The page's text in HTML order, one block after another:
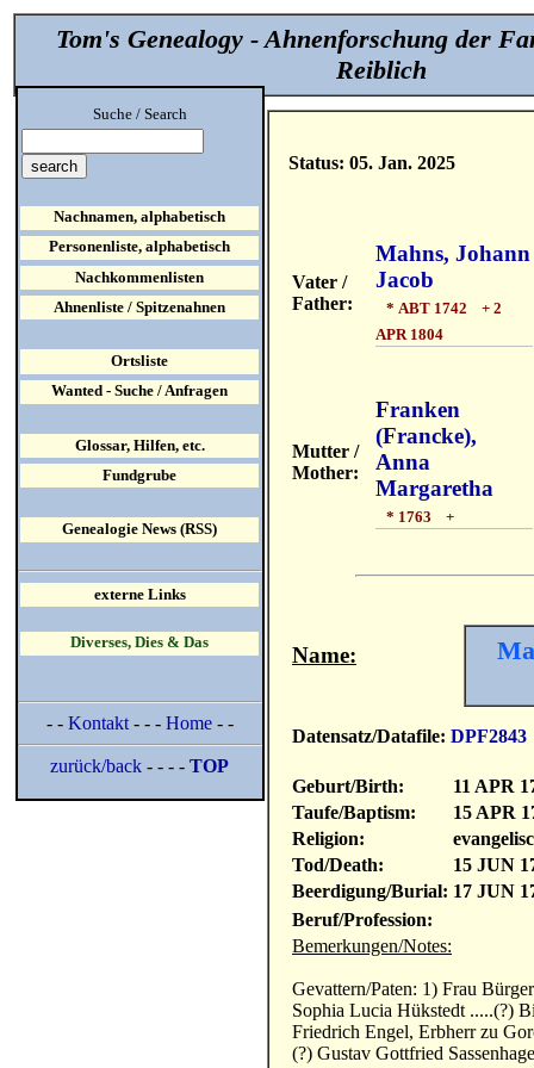
Tom's Genealogy - Ahnenforschung der
Reiblich
Status: 05. Jan. 2025
Vater /
Father:
Mahns, Johann
Jacob
* ABT 1742 + 2
APR 1804
Mutter /
Mother:
Franken
(Francke),
Anna
Margaretha
* 1763 +
Name:
Datensatz/Datafile: DPF2843
Geburt/Birth:
11 APR
Taufe/Baptism:
15 APR
Religion:
Tod/Death:
15 JUN
Beerdigung/Burial: 17 JUN
Beruf/Profession:
Bemerkungen/Notes:
Gevattern/Paten: 1) Frau
Sophia Lucia Hükstedt .....(?)
Friedrich Engel, Erbherr zu
(?) Gustav Gottfried
Suche / Search
Nachnamen, alphabetisch
Personenliste, alphabetisch
Nachkommenlisten
Ahnenliste / Spitzenahnen
Ortsliste
Wanted - Suche / Anfragen
Glossar, Hilfen, etc.
Fundgrube
Genealogie News (RSS)
externe Links
Diverses, Dies & Das
- - Kontakt- - - Home- -
zurück/back - - - -TOP